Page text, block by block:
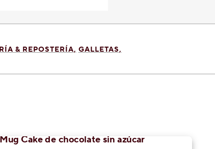
& REPOSTERÍA GALLETAS